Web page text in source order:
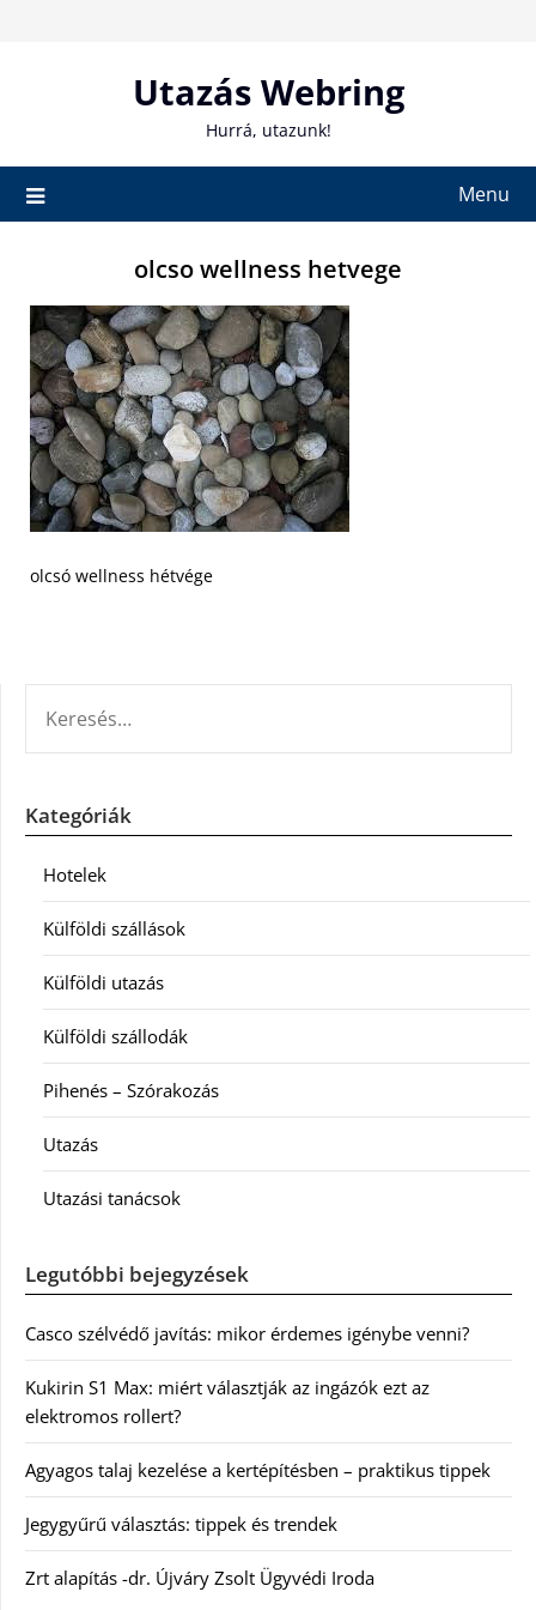
Utazás Webring
Hurrá, utazunk!
Menu
olcso wellness hetvege
olcsó wellness hétvége
Kategóriák
Hotelek
Külföldi szállások
Külföldi utazás
Külföldi szállodák
Pihenés – Szórakozás
Utazás
Utazási tanácsok
Legutóbbi bejegyzések
Casco szélvédő javítás: mikor érdemes igénybe venni?
Kukirin S1 Max: miért választják az ingázók ezt az
elektromos rollert?
Agyagos talaj kezelése a kertépítésben – praktikus tippek
Jegygyűrű választás: tippek és trendek
Zrt alapítás -dr. Újváry Zsolt Ügyvédi Iroda